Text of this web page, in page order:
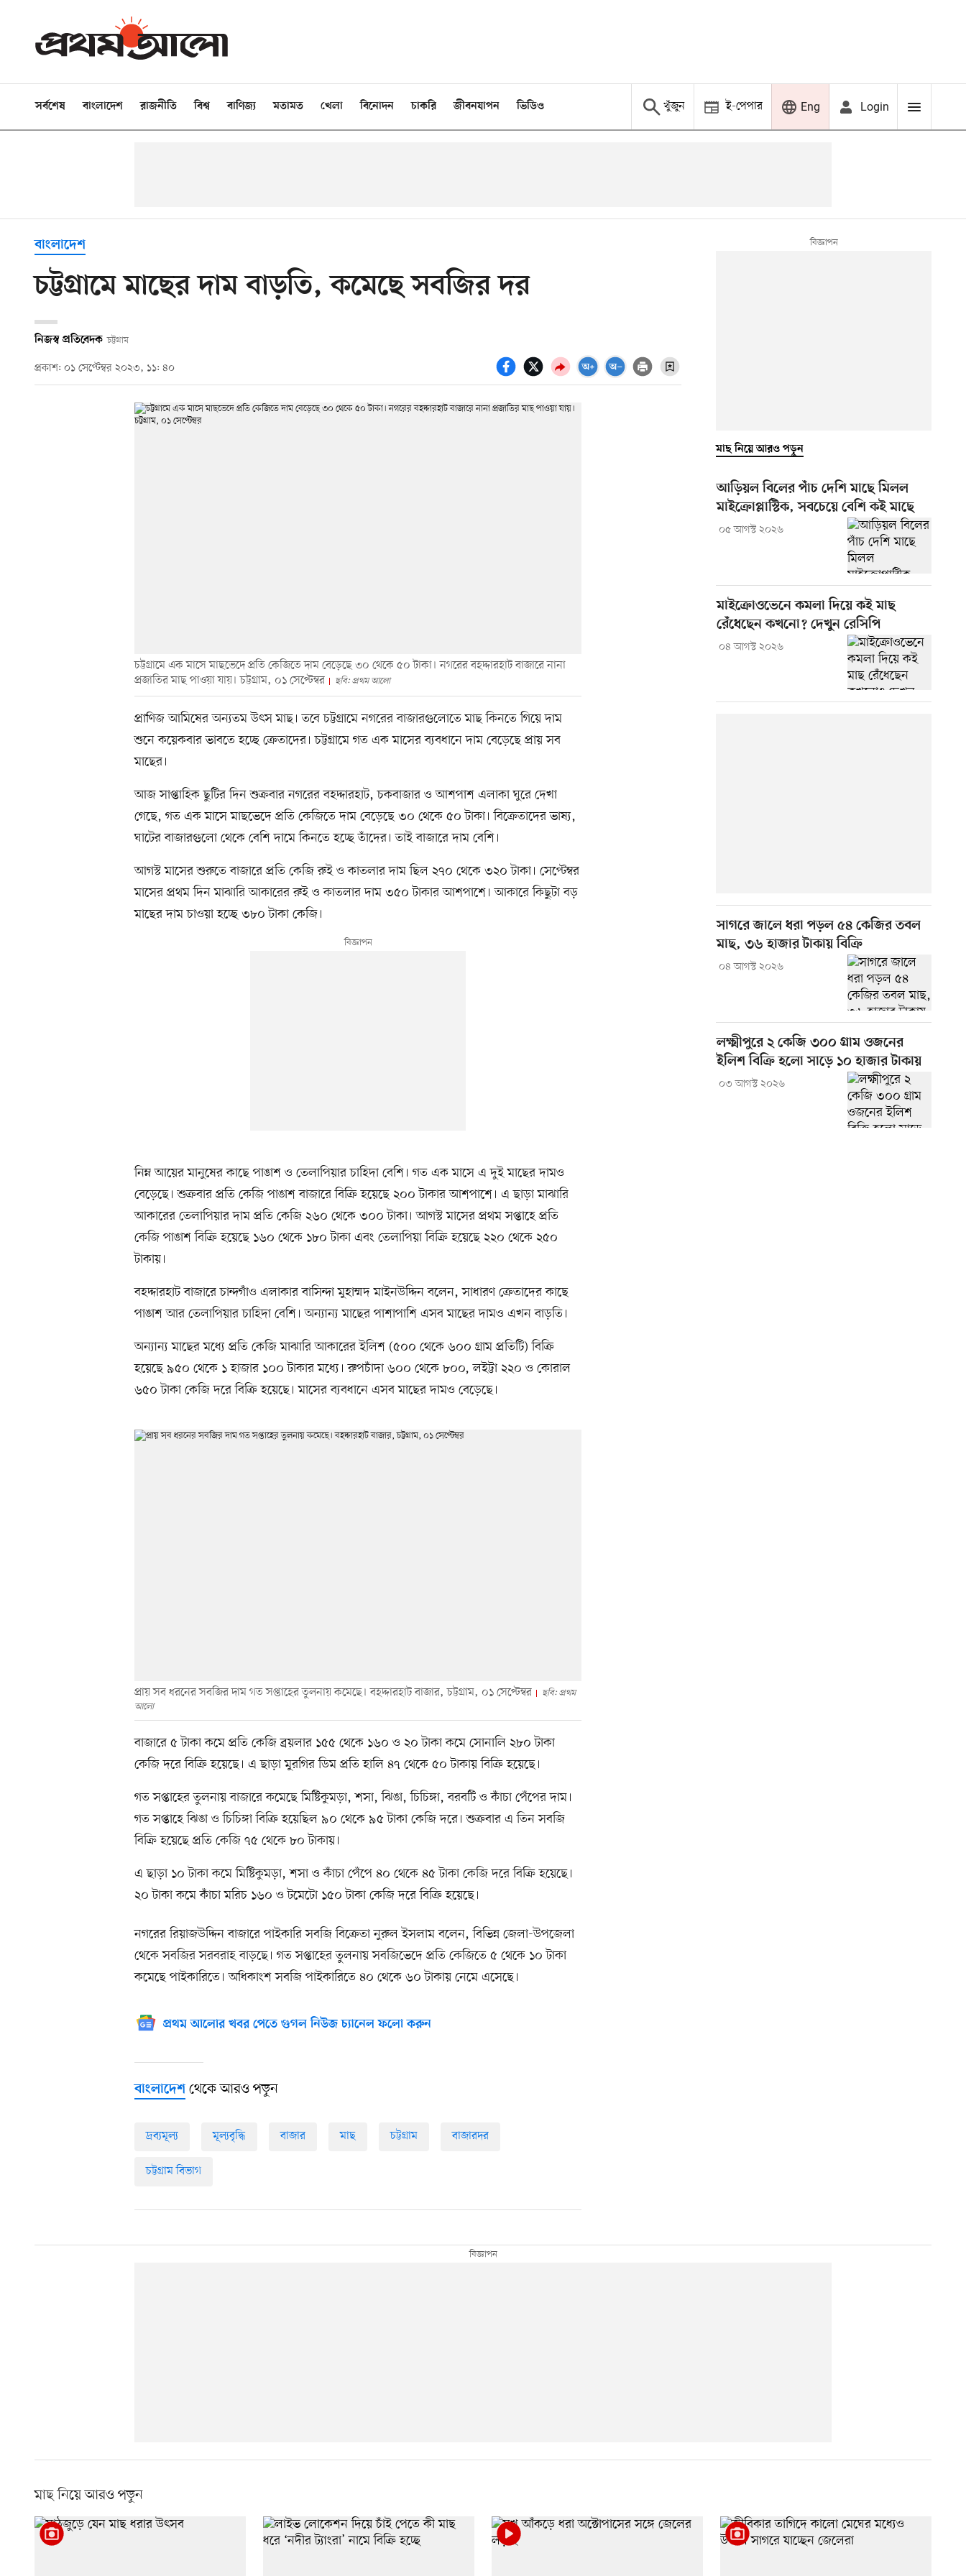
সর্বশেষ বাংলাদেশ রাজনীতি বিশ্ব বাণিজ্য মতামত খেলা বিনোদন চাকরি জীবনযাপন ভিডিও খুঁজুন ই-পেপার Eng Login
বাংলাদেশ
চট্টগ্রামে মাছের দাম বাড়তি, কমেছে সবজির দর
নিজস্ব প্রতিবেদক চট্টগ্রাম
প্রকাশ: ০১ সেপ্টেম্বর ২০২৩, ১১: ৪০
চট্টগ্রামে এক মাসে মাছভেদে প্রতি কেজিতে দাম বেড়েছে ৩০ থেকে ৫০ টাকা। নগরের বহদ্দারহাট বাজারে নানা
প্রজাতির মাছ পাওয়া যায়। চট্টগ্রাম, ০১ সেপ্টেম্বর
ছবি: প্রথম আলো
প্রাণিজ আমিষের অন্যতম উৎস মাছ। তবে চট্টগ্রামে নগরের বাজারগুলোতে মাছ কিনতে গিয়ে দাম
শুনে কয়েকবার ভাবতে হচ্ছে ক্রেতাদের। চট্টগ্রামে গত এক মাসের ব্যবধানে দাম বেড়েছে প্রায় সব
মাছের।
আজ সাপ্তাহিক ছুটির দিন শুক্রবার নগরের বহদ্দারহাট, চকবাজার ও আশপাশ এলাকা ঘুরে দেখা
গেছে, গত এক মাসে মাছভেদে প্রতি কেজিতে দাম বেড়েছে ৩০ থেকে ৫০ টাকা। বিক্রেতাদের ভাষ্য,
ঘাটের বাজারগুলো থেকে বেশি দামে কিনতে হচ্ছে তাঁদের। তাই বাজারে দাম বেশি।
আগস্ট মাসের শুরুতে বাজারে প্রতি কেজি রুই ও কাতলার দাম ছিল ২৭০ থেকে ৩২০ টাকা। সেপ্টেম্বর
মাসের প্রথম দিন মাঝারি আকারের রুই ও কাতলার দাম ৩৫০ টাকার আশপাশে। আকারে কিছুটা বড়
মাছের দাম চাওয়া হচ্ছে ৩৮০ টাকা কেজি।
নিম্ন আয়ের মানুষের কাছে পাঙাশ ও তেলাপিয়ার চাহিদা বেশি। গত এক মাসে এ দুই মাছের দামও
বেড়েছে। শুক্রবার প্রতি কেজি পাঙাশ বাজারে বিক্রি হয়েছে ২০০ টাকার আশপাশে। এ ছাড়া মাঝারি
আকারের তেলাপিয়ার দাম প্রতি কেজি ২৬০ থেকে ৩০০ টাকা। আগস্ট মাসের প্রথম সপ্তাহে প্রতি
কেজি পাঙাশ বিক্রি হয়েছে ১৬০ থেকে ১৮০ টাকা এবং তেলাপিয়া বিক্রি হয়েছে ২২০ থেকে ২৫০
টাকায়।
বহদ্দারহাট বাজারে চান্দগাঁও এলাকার বাসিন্দা মুহাম্মদ মাইনউদ্দিন বলেন, সাধারণ ক্রেতাদের কাছে
পাঙাশ আর তেলাপিয়ার চাহিদা বেশি। অন্যান্য মাছের পাশাপাশি এসব মাছের দামও এখন বাড়তি।
অন্যান্য মাছের মধ্যে প্রতি কেজি মাঝারি আকারের ইলিশ (৫০০ থেকে ৬০০ গ্রাম প্রতিটি) বিক্রি
হয়েছে ৯৫০ থেকে ১ হাজার ১০০ টাকার মধ্যে। রুপচাঁদা ৬০০ থেকে ৮০০, লইট্টা ২২০ ও কোরাল
৬৫০ টাকা কেজি দরে বিক্রি হয়েছে। মাসের ব্যবধানে এসব মাছের দামও বেড়েছে।
প্রায় সব ধরনের সবজির দাম গত সপ্তাহের তুলনায় কমেছে। বহদ্দারহাট বাজার, চট্টগ্রাম, ০১ সেপ্টেম্বর
ছবি: প্রথম
আলো
বাজারে ৫ টাকা কমে প্রতি কেজি ব্রয়লার ১৫৫ থেকে ১৬০ ও ২০ টাকা কমে সোনালি ২৮০ টাকা
কেজি দরে বিক্রি হয়েছে। এ ছাড়া মুরগির ডিম প্রতি হালি ৪৭ থেকে ৫০ টাকায় বিক্রি হয়েছে।
গত সপ্তাহের তুলনায় বাজারে কমেছে মিষ্টিকুমড়া, শসা, ঝিঙা, চিচিঙ্গা, বরবটি ও কাঁচা পেঁপের দাম।
গত সপ্তাহে ঝিঙা ও চিচিঙ্গা বিক্রি হয়েছিল ৯০ থেকে ৯৫ টাকা কেজি দরে। শুক্রবার এ তিন সবজি
বিক্রি হয়েছে প্রতি কেজি ৭৫ থেকে ৮০ টাকায়।
এ ছাড়া ১০ টাকা কমে মিষ্টিকুমড়া, শসা ও কাঁচা পেঁপে ৪০ থেকে ৪৫ টাকা কেজি দরে বিক্রি হয়েছে।
২০ টাকা কমে কাঁচা মরিচ ১৬০ ও টমেটো ১৫০ টাকা কেজি দরে বিক্রি হয়েছে।
নগরের রিয়াজউদ্দিন বাজারে পাইকারি সবজি বিক্রেতা নুরুল ইসলাম বলেন, বিভিন্ন জেলা-উপজেলা
থেকে সবজির সরবরাহ বাড়ছে। গত সপ্তাহের তুলনায় সবজিভেদে প্রতি কেজিতে ৫ থেকে ১০ টাকা
কমেছে পাইকারিতে। অধিকাংশ সবজি পাইকারিতে ৪০ থেকে ৬০ টাকায় নেমে এসেছে।
প্রথম আলোর খবর পেতে গুগল নিউজ চ্যানেল ফলো করুন
বাংলাদেশ থেকে আরও পড়ুন
দ্রব্যমূল্য মূল্যবৃদ্ধি বাজার মাছ চট্টগ্রাম বাজারদর
চট্টগ্রাম বিভাগ
মাছ নিয়ে আরও পড়ুন
আড়িয়ল বিলের পাঁচ দেশি মাছে মিলল
মাইক্রোপ্লাস্টিক, সবচেয়ে বেশি কই মাছে
০৫ আগস্ট ২০২৬
মাইক্রোওভেনে কমলা দিয়ে কই মাছ
রেঁধেছেন কখনো? দেখুন রেসিপি
০৪ আগস্ট ২০২৬
সাগরে জালে ধরা পড়ল ৫৪ কেজির তবল
মাছ, ৩৬ হাজার টাকায় বিক্রি
০৪ আগস্ট ২০২৬
লক্ষ্মীপুরে ২ কেজি ৩০০ গ্রাম ওজনের
ইলিশ বিক্রি হলো সাড়ে ১০ হাজার টাকায়
০৩ আগস্ট ২০২৬
মাছ নিয়ে আরও পড়ুন